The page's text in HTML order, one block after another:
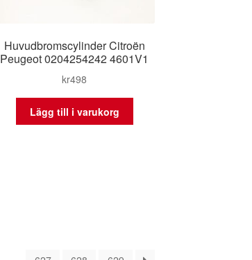
Huvudbromscylinder Citroën
Peugeot 0204254242 4601V1
kr498
Lägg till i varukorg